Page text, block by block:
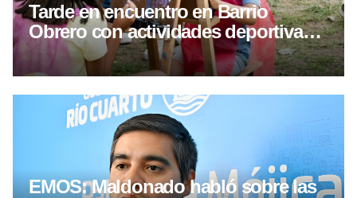
Tarde en encuentro en Barrio
Obrero con actividades deportivas y
culturales
EMOS: Maldonado habló sobre las